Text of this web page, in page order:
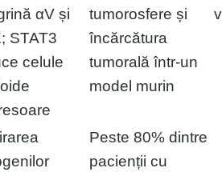
αV și
STAT3
celule
tumorosfere și
încărcătura
tumorală într-un
model murin
Peste 80% dintre
pacienții cu